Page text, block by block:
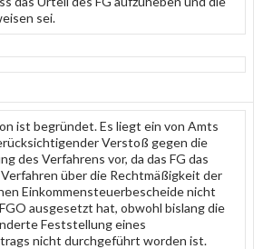
sei.
ist begründet. Es liegt ein von Amts
Verstoß gegen die
des Verfahrens vor, da das FG das
über die Rechtmäßigkeit der
Einkommensteuerbescheide nicht
ausgesetzt hat, obwohl bislang die
Feststellung eines
nicht durchgeführt worden ist.